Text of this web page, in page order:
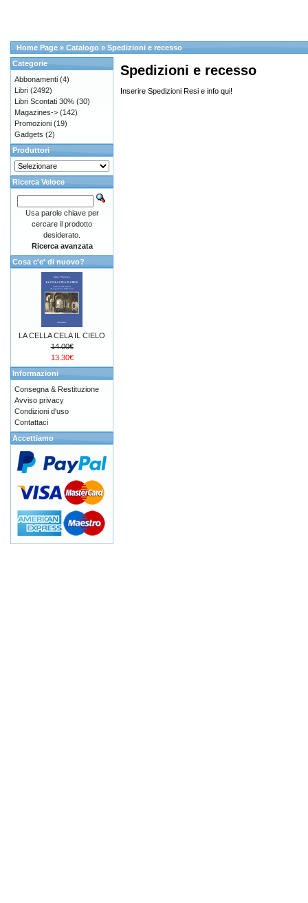
Home Page » Catalogo » Spedizioni e recesso
Spedizioni e recesso
Inserire Spedizioni Resi e info qui!
Categorie
Abbonamenti (4)
Libri (2492)
Libri Scontati 30% (30)
Magazines-> (142)
Promozioni (19)
Gadgets (2)
Produttori
Ricerca Veloce
Usa parole chiave per
cercare il prodotto
desiderato.
Ricerca avanzata
Cosa c'e' di nuovo?
LA CELLA CELA IL CIELO
14.00€
13.30€
Informazioni
Consegna & Restituzione
Avviso privacy
Condizioni d'uso
Contattaci
Accettiamo